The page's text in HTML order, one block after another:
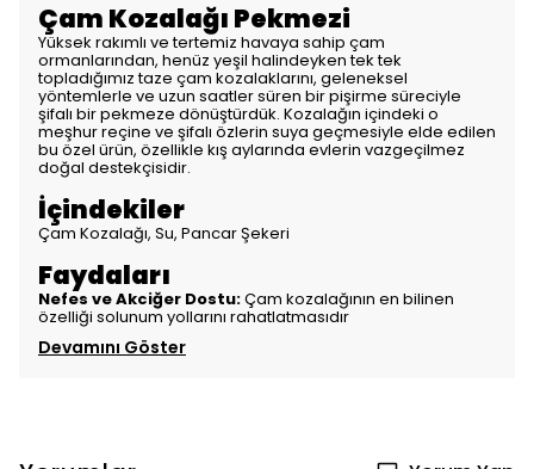
Çam Kozalağı Pekmezi
Yüksek rakımlı ve tertemiz havaya sahip çam
ormanlarından, henüz yeşil halindeyken tek tek
topladığımız taze çam kozalaklarını, geleneksel
yöntemlerle ve uzun saatler süren bir pişirme süreciyle
şifalı bir pekmeze dönüştürdük. Kozalağın içindeki o
meşhur reçine ve şifalı özlerin suya geçmesiyle elde edilen
bu özel ürün, özellikle kış aylarında evlerin vazgeçilmez
doğal destekçisidir.
İçindekiler
Çam Kozalağı, Su, Pancar Şekeri
Faydaları
Nefes ve Akciğer Dostu:Çam kozalağının en bilinen
özelliği solunum yollarını rahatlatmasıdır
Devamını Göster